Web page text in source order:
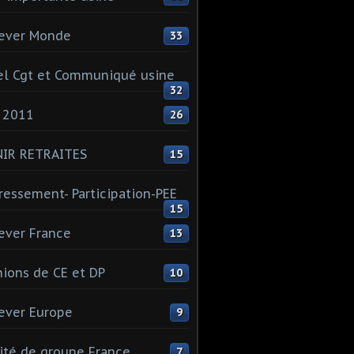
Monde 33
Cgt et Communiqué usine
32
2011 26
RETRAITES 15
Participation-PEE
15
France 13
de CE et DP 10
Europe 9